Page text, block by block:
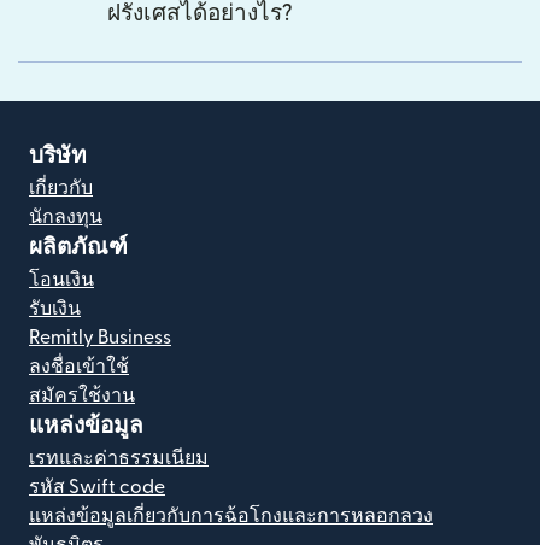
ฝรั่งเศสได้อย่างไร?
บริษัท
เกี่ยวกับ
นักลงทุน
ผลิตภัณฑ์
โอนเงิน
รับเงิน
Remitly Business
ลงชื่อเข้าใช้
สมัครใช้งาน
แหล่งข้อมูล
เรทและค่าธรรมเนียม
รหัส Swift code
แหล่งข้อมูลเกี่ยวกับการฉ้อโกงและการหลอกลวง